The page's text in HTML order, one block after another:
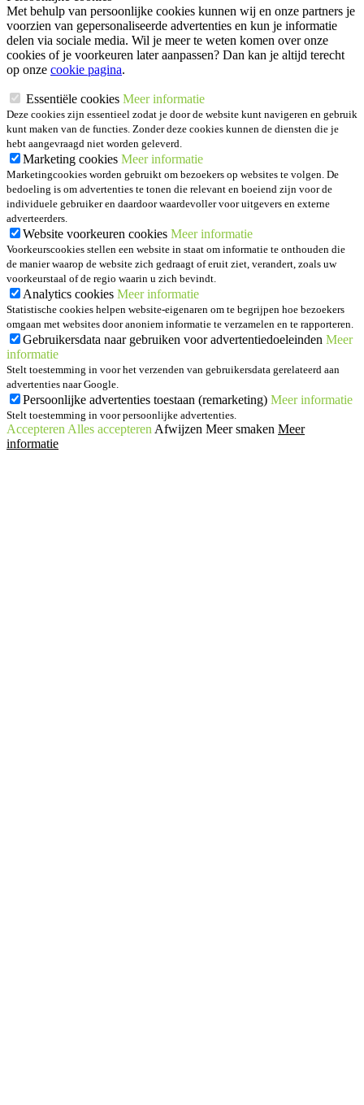
Met behulp van persoonlijke cookies kunnen wij en onze partners je
voorzien van gepersonaliseerde advertenties en kun je informatie
delen via sociale media. Wil je meer te weten komen over onze
cookies of je voorkeuren later aanpassen? Dan kan je altijd terecht
op onze cookie pagina.
Essentiële cookies Meer informatie
Deze cookies zijn essentieel zodat je door de website kunt navigeren en gebruik
kunt maken van de functies. Zonder deze cookies kunnen de diensten die je
hebt aangevraagd niet worden geleverd.
Marketing cookies Meer informatie
Marketingcookies worden gebruikt om bezoekers op websites te volgen. De
bedoeling is om advertenties te tonen die relevant en boeiend zijn voor de
individuele gebruiker en daardoor waardevoller voor uitgevers en externe
adverteerders.
Website voorkeuren cookies Meer informatie
Voorkeurscookies stellen een website in staat om informatie te onthouden die
de manier waarop de website zich gedraagt of eruit ziet, verandert, zoals uw
voorkeurstaal of de regio waarin u zich bevindt.
Analytics cookies Meer informatie
Statistische cookies helpen website-eigenaren om te begrijpen hoe bezoekers
omgaan met websites door anoniem informatie te verzamelen en te rapporteren.
Gebruikersdata naar gebruiken voor advertentiedoeleinden Meer
informatie
Stelt toestemming in voor het verzenden van gebruikersdata gerelateerd aan
advertenties naar Google.
Persoonlijke advertenties toestaan (remarketing) Meer informatie
Stelt toestemming in voor persoonlijke advertenties.
Accepteren Alles accepteren Afwijzen Meer smaken Meer
informatie